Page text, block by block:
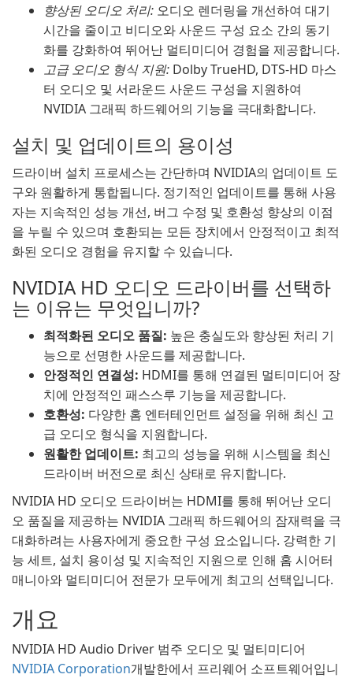
향상된 오디오 처리: 오디오 렌더링을 개선하여 대기
시간을 줄이고 비디오와 사운드 구성 요소 간의 동기
화를 강화하여 뛰어난 멀티미디어 경험을 제공합니다.
고급 오디오 형식 지원: Dolby TrueHD, DTS-HD 마스
터 오디오 및 서라운드 사운드 구성을 지원하여
NVIDIA 그래픽 하드웨어의 기능을 극대화합니다.
설치 및 업데이트의 용이성
드라이버 설치 프로세스는 간단하며 NVIDIA의 업데이트 도
구와 원활하게 통합됩니다. 정기적인 업데이트를 통해 사용
자는 지속적인 성능 개선, 버그 수정 및 호환성 향상의 이점
을 누릴 수 있으며 호환되는 모든 장치에서 안정적이고 최적
화된 오디오 경험을 유지할 수 있습니다.
NVIDIA HD 오디오 드라이버를 선택하
는 이유는 무엇입니까?
최적화된 오디오 품질: 높은 충실도와 향상된 처리 기
능으로 선명한 사운드를 제공합니다.
안정적인 연결성: HDMI를 통해 연결된 멀티미디어 장
치에 안정적인 패스스루 기능을 제공합니다.
호환성: 다양한 홈 엔터테인먼트 설정을 위해 최신 고
급 오디오 형식을 지원합니다.
원활한 업데이트: 최고의 성능을 위해 시스템을 최신
드라이버 버전으로 최신 상태로 유지합니다.
NVIDIA HD 오디오 드라이버는 HDMI를 통해 뛰어난 오디
오 품질을 제공하는 NVIDIA 그래픽 하드웨어의 잠재력을 극
대화하려는 사용자에게 중요한 구성 요소입니다. 강력한 기
능 세트, 설치 용이성 및 지속적인 지원으로 인해 홈 시어터
매니아와 멀티미디어 전문가 모두에게 최고의 선택입니다.
개요
NVIDIA HD Audio Driver 범주 오디오 및 멀티미디어
NVIDIA Corporation개발한에서 프리웨어 소프트웨어입니